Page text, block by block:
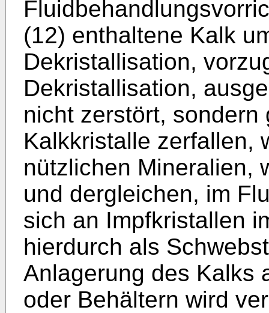
(12) enthaltene Kalk
Dekristallisation,
Dekristallisation,
nicht zerstört, sondern
Kalkkristalle zerfallen,
nützlichen Mineralien,
und dergleichen, im
sich an Impfkristallen
hierdurch als
Anlagerung des Kalks
oder Behältern wird